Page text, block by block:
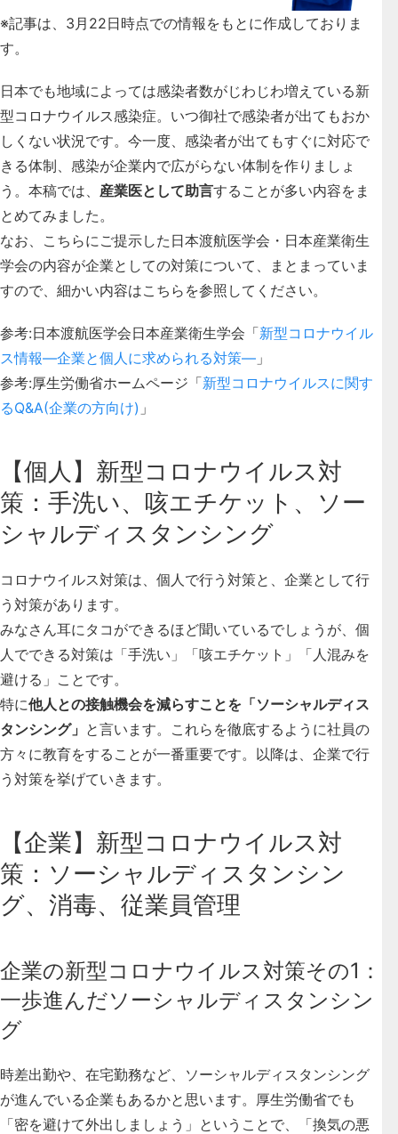
※記事は、3月22日時点での情報をもとに作成しておりま
す。
日本でも地域によっては感染者数がじわじわ増えている新
型コロナウイルス感染症。いつ御社で感染者が出てもおか
しくない状況です。今一度、 感染者が出てもすぐに対応で
きる体制、感染が企業内で広がらない体制を作りましょ
う。本稿では、 産業医として助言することが多い内容をま
とめてみました。
なお、こちらにご提示した日本渡航医学会・日本産業衛生
学会の内容が企業としての対策について、まとまっていま
すので、細かい内容はこちらを参照してください。
参考:日本渡航医学会日本産業衛生学会「新型コロナウイル
ス情報―企業と個人に求められる対策― 」
参考:厚生労働省ホームページ「新型コロナウイルスに関す
るQ&A(企業の方向け) 」
【個人】新型コロナウイルス対
策：手洗い、咳エチケット、ソー
シャルディスタンシング
コロナウイルス対策は、個人で行う対策と、企業として行
う対策があります。
みなさん耳にタコができるほど聞いているでしょうが、 個
人でできる対策は「手洗い」「咳エチケット」「人混みを
避ける」こと です。
特に他人との接触機会を減らすことを「ソーシャルディス
タンシング」 と言います。これらを徹底するように社員の
方々に教育をすることが一番重要です。以降は、企業で行
う対策を挙げていきます。
【企業】新型コロナウイルス対
策：ソーシャルディスタンシン
グ、消毒、従業員管理
企業の新型コロナウイルス対策その1：
一歩進んだソーシャルディスタンシン
グ
時差出勤や、在宅勤務など、ソーシャルディスタンシング
が進んでいる企業もあるかと思います。厚生労働省でも
「密を避けて外出しましょう」ということで、「換気の悪